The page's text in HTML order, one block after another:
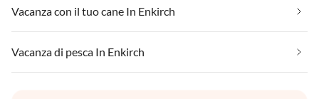
Vacanza con il tuo cane In Enkirch
Vacanza di pesca In Enkirch